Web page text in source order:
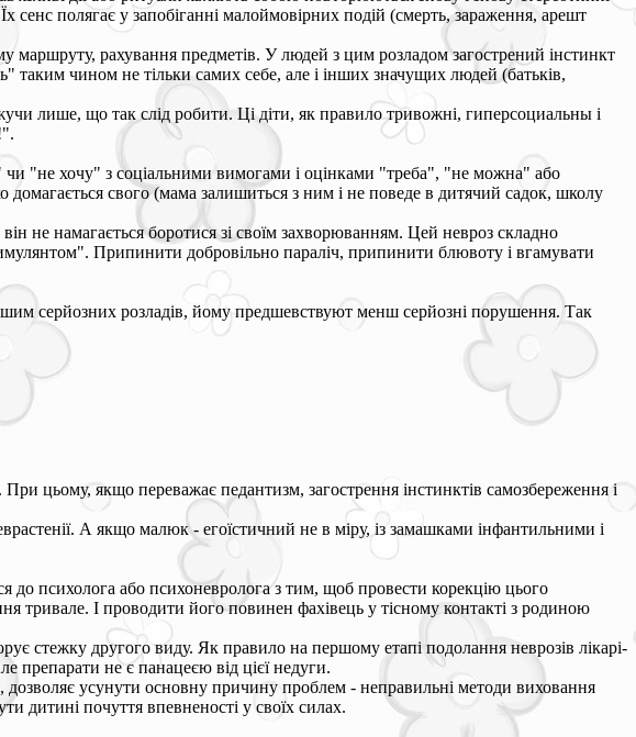
сенс полягає у запобіганні малоймовірних подій (смерть, зараження, арешт
маршруту, рахування предметів. У людей з цим розладом загострений інстинкт
таким чином не тільки самих себе, але і інших значущих людей (батьків,
лише, що так слід робити. Ці діти, як правило тривожні, гиперсоциальны і
чи "не хочу" з соціальними вимогами і оцінками "треба", "не можна" або
свого (мама залишиться з ним і не поведе в дитячий садок, школу
не намагається боротися зі своїм захворюванням. Цей невроз складно
Припинити добровільно параліч, припинити блювоту і вгамувати
серйозних розладів, йому предшевствуют менш серйозні порушення. Так
цьому, якщо переважає педантизм, загострення інстинктів самозбереження і
А якщо малюк - егоїстичний не в міру, із замашками інфантильними і
до психолога або психоневролога з тим, щоб провести корекцію цього
тривале. І проводити його повинен фахівець у тісному контакті з родиною
стежку другого виду. Як правило на першому етапі подолання неврозів лікарі-
препарати не є панацеєю від цієї недуги.
дозволяє усунути основну причину проблем - неправильні методи виховання
дитині почуття впевненості у своїх силах.